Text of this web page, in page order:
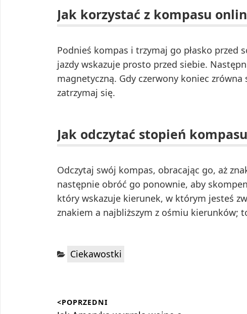
Jak korzystać z kompasu
Podnieś kompas i trzymaj go płasko przed
jazdy wskazuje prosto przed siebie.
magnetyczną. Gdy czerwony koniec zrówna
zatrzymaj się.
Jak odczytać stopień
Odczytaj swój kompas, obracając go, aż
następnie obróć go ponownie, aby
który wskazuje kierunek, w którym jesteś
znakiem a najbliższym z ośmiu kierunków;
Kategorie:
Ciekawostki
<POPRZEDNI